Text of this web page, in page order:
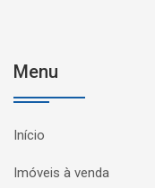
Menu
Início
Imóveis à venda